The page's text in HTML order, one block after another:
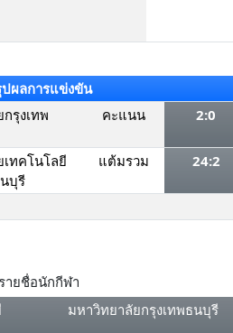
ปผลการแข่งขัน
รุงเทพ
คะแนน 2:0
ทคโนโลยี
บุรี
แต้มรวม 24:2
รายชื่อนักกีฬา
มหาวิทยาลัยกรุงเทพธนบุรี